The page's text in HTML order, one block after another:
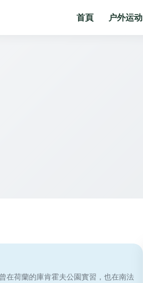
首頁 户外运动
在荷蘭的庫肯霍夫公園實習，也在南法